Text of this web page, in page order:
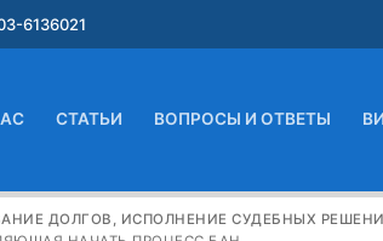
6136021
СТАТЬИ ВОПРОСЫ И ОТВЕТЫ
ДОЛГОВ, ИСПОЛНЕНИЕ СУДЕБНЫХ